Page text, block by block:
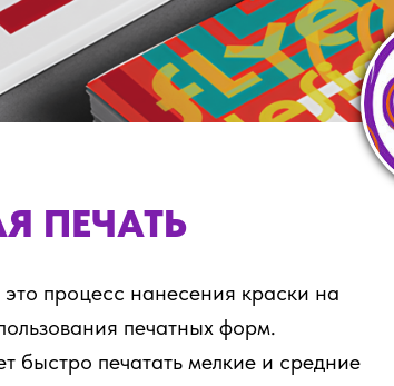
ПЕЧАТЬ
процесс нанесения краски на
печатных форм.
быстро печатать мелкие и средние